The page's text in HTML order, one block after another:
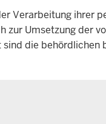
Verarbeitung ihrer
zur Umsetzung der
die